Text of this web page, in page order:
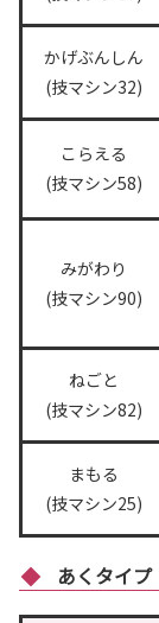
かげぶんしん
(技マシン32)
こらえる
(技マシン58)
みがわり
(技マシン90)
ねごと
(技マシン82)
まもる
(技マシン25)
あくタイプ